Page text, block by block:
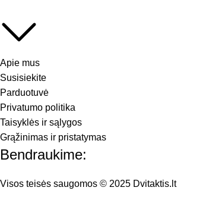
Apie mus
Susisiekite
Parduotuvė
Privatumo politika
Taisyklės ir sąlygos
Grąžinimas ir pristatymas
Bendraukime:
Visos teisės saugomos © 2025 Dvitaktis.lt